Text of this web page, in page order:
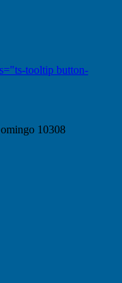
tooltip button-
10308